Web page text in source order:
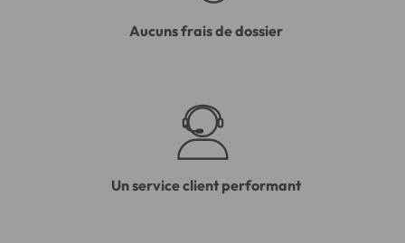
Aucuns frais de dossier
Un service client performant